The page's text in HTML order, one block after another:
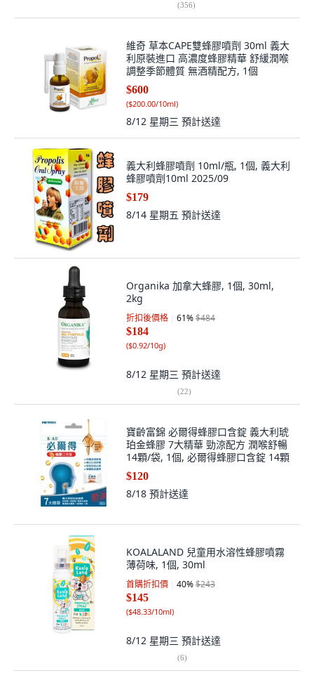
(356)
維奇 草本CAPE雙蜂膠噴劑 30ml 義大
利原裝進口 高濃度蜂膠精華 舒緩潤喉
調整季節體質 無酒精配方, 1個
$600
($200.00/10ml)
8/12 星期三 預計送達
義大利蜂膠噴劑 10ml/瓶, 1個, 義大利
蜂膠噴劑10ml 2025/09
$179
8/14 星期五 預計送達
Organika 加拿大蜂膠, 1個, 30ml,
2kg
折扣後價格 61%$484
$184
($0.92/10g)
8/12 星期三 預計送達
(22)
寶齡富錦 必爾得蜂膠口含錠 義大利琥
珀金蜂膠 7大精華 勁涼配方 潤喉舒暢
14顆/袋, 1個, 必爾得蜂膠口含錠 14顆
$120
8/18 預計送達
KOALALAND 兒童用水溶性蜂膠噴霧
薄荷味, 1個, 30ml
首購折扣價 40%$243
$145
($48.33/10ml)
8/12 星期三 預計送達
(6)